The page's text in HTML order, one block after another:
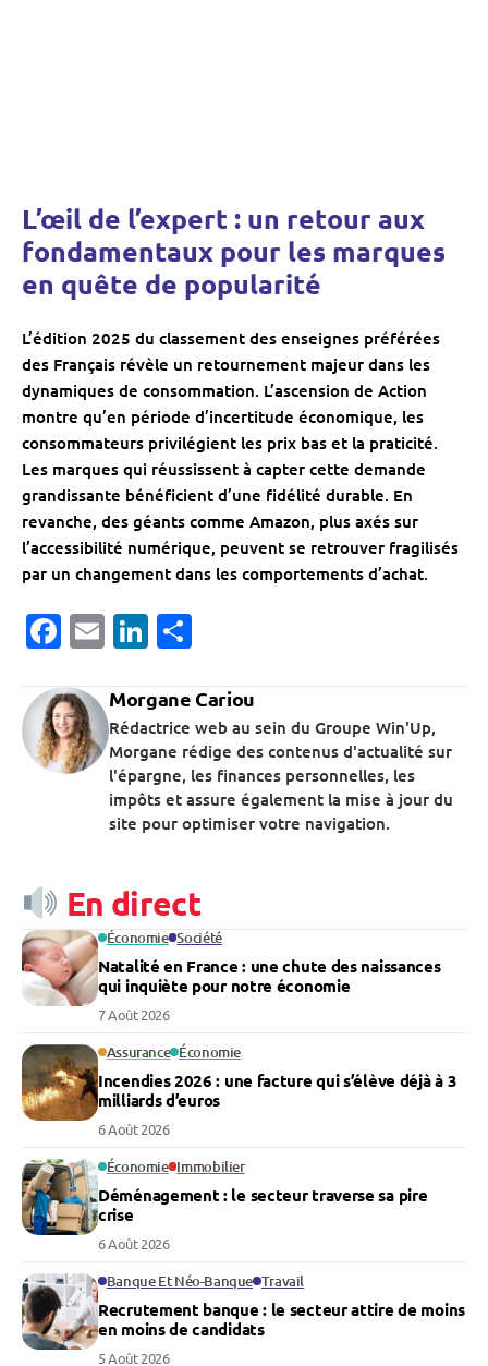
L’œil de l’expert : un retour aux
fondamentaux pour les marques
en quête de popularité
L’édition 2025 du classement des enseignes préférées
des Français révèle un retournement majeur dans les
dynamiques de consommation. L’ascension de Action
montre qu’en période d’incertitude économique, les
consommateurs privilégient les prix bas et la praticité.
Les marques qui réussissent à capter cette demande
grandissante bénéficient d’une fidélité durable. En
revanche, des géants comme Amazon, plus axés sur
l’accessibilité numérique, peuvent se retrouver fragilisés
par un changement dans les comportements d’achat.
Facebook
EmailLinkedIn
Morgane Cariou
Rédactrice web au sein du Groupe Win'Up,
Morgane rédige des contenus d'actualité sur
l'épargne, les finances personnelles, les
impôts et assure également la mise à jour du
site pour optimiser votre navigation.
En direct
Économie Société
Natalité en France : une chute des naissances
qui inquiète pour notre économie
7 Août 2026
Assurance Économie
Incendies 2026 : une facture qui s’élève déjà à 3
milliards d’euros
6 Août 2026
Économie Immobilier
Déménagement : le secteur traverse sa pire
crise
6 Août 2026
Banque Et Néo-Banque Travail
Recrutement banque : le secteur attire de moins
en moins de candidats
5 Août 2026